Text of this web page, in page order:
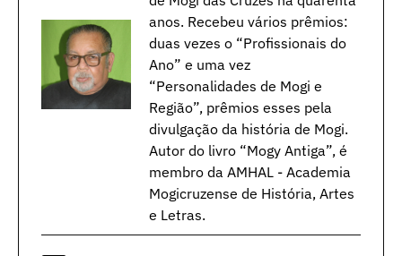
anos. Recebeu vários prêmios:
duas vezes o “Profissionais do
Ano” e uma vez
“Personalidades de Mogi e
Região”, prêmios esses pela
divulgação da história de Mogi.
Autor do livro “Mogy Antiga”, é
membro da AMHAL - Academia
Mogicruzense de História, Artes
e Letras.